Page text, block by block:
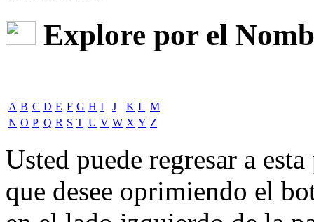
Explore por el
A B C D E F G H I J K L M
N O P Q R S T U V W X Y Z
Usted puede regresar a
que desee oprimiendo el